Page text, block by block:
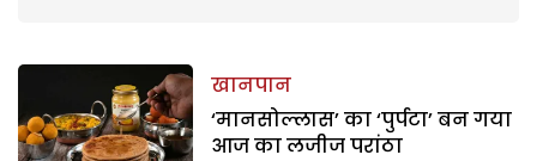
खानपान
‘मानसोल्लास’ का ‘पुर्पटा’ बन गया
आज का लजीज परांठा